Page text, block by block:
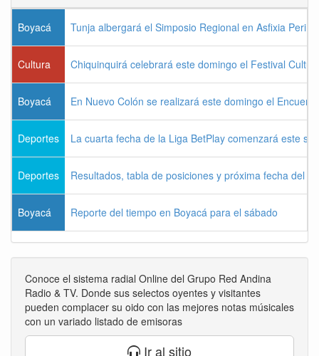
Boyacá Tunja albergará el Simposio Regional en Asfixia
Cultura Chiquinquirá celebrará este domingo el Festival
Boyacá En Nuevo Colón se realizará este domingo el
Deportes La cuarta fecha de la Liga BetPlay comenzará este
Deportes Resultados, tabla de posiciones y próxima fecha del
Boyacá Reporte del tiempo en Boyacá para el sábado
Conoce el sistema radial Online del Grupo Red Andina
Radio & TV. Donde sus selectos oyentes y visitantes
pueden complacer su oido con las mejores notas músicales
con un variado listado de emisoras
Ir al sitio